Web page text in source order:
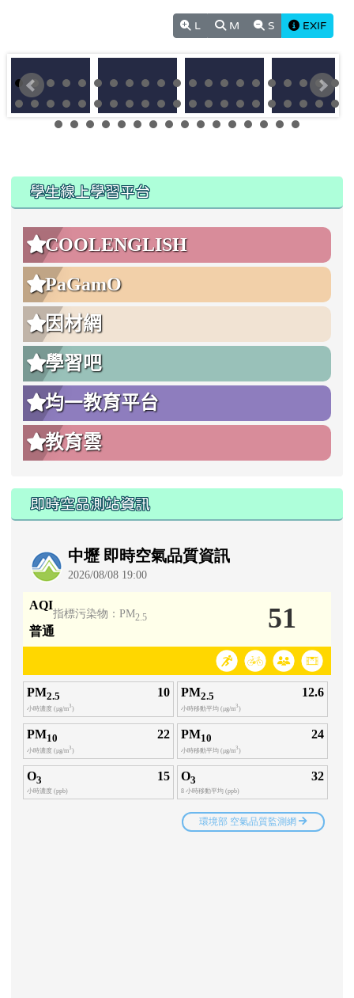
L M S EXIF
學生線上學習平台
COOLENGLISH
PaGamO
因材網
學習吧
均一教育平台
教育雲
即時空品測站資訊